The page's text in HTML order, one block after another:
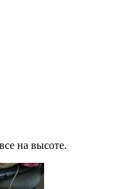
на высоте.